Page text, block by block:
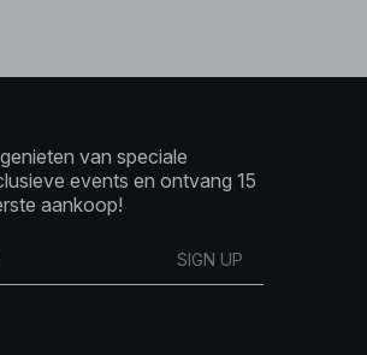
van speciale
events en ontvang 15
aankoop!
SIGN UP